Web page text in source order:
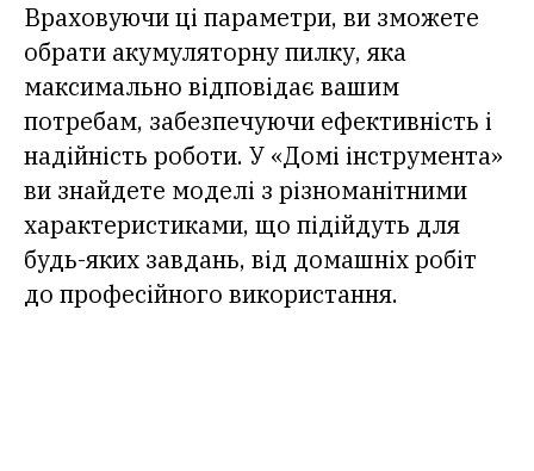
Враховуючи ці параметри, ви зможете
обрати акумуляторну пилку, яка
максимально відповідає вашим
потребам, забезпечуючи ефективність і
надійність роботи. У «Домі інструмента»
ви знайдете моделі з різноманітними
характеристиками, що підійдуть для
будь-яких завдань, від домашніх робіт
до професійного використання.